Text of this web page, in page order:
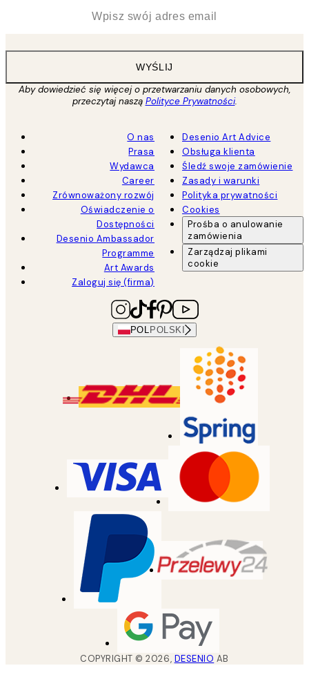
WYŚLIJ
Aby dowiedzieć się więcej o przetwarzaniu danych osobowych,
przeczytaj naszą Polityce Prywatności.
O nas
Prasa
Wydawca
Career
Zrównoważony rozwój
Oświadczenie o
Dostępności
Desenio Ambassador
Programme
Art Awards
Zaloguj się (firma)
Desenio Art Advice
Obsługa klienta
Śledź swoje zamówienie
Zasady i warunki
Polityka prywatności
Cookies
Prośba o anulowanie
zamówienia
Zarządzaj plikami
cookie
POL POLSKI
COPYRIGHT ©2026, DESENIO AB